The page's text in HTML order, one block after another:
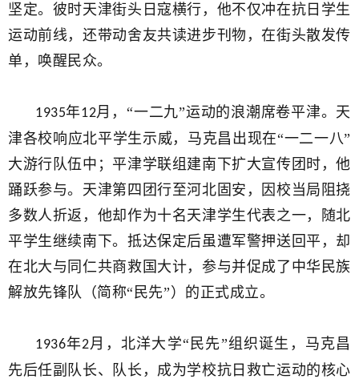
坚定。彼时天津街头日寇横行，他不仅冲在抗日学生
运动前线，还带动舍友共读进步刊物，在街头散发传
单，唤醒民众。
1935年12月，“一二九”运动的浪潮席卷平津。天
津各校响应北平学生示威， 马克昌出现在“一二一八”
大游行队伍中；平津学联组建南下扩大宣传团时，他
踊跃参与。天津第四团行至河北固安，因校当局阻挠
多数人折返，他却作为十名天津学生代表之一，随北
平学生继续南下。抵达保定后虽遭军警押送回平，却
在北大与同仁共商救国大计，参与并促成了中华民族
解放先锋队（简称“民先”）的正式成立。
1936年2月，北洋大学“民先”组织诞生，马克昌
先后任副队长、队长，成为学校抗日救亡运动的核心